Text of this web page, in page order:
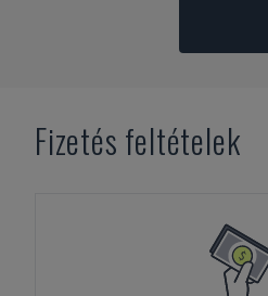
Fizetés feltételek